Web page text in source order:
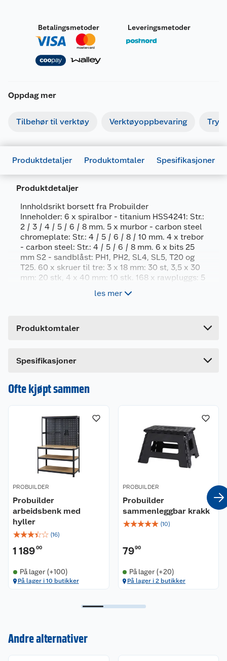
Betalingsmetoder Leveringsmetoder
Oppdag mer
Tilbehør til verktøy Verktøyoppbevaring
Produktdetaljer Produktomtaler Spesifikasjoner
Produktdetaljer
Innholdsrikt borsett fra Probuilder
Inneholder: 6 x spiralbor - titanium HSS4241: Str.:
2 / 3 / 4 / 5 / 6 / 8 mm. 5 x murbor - carbon steel
chromeplate: Str.: 4 / 5 / 6 / 8 / 10 mm. 4 x trebor
- carbon steel: Str.: 4 / 5 / 6 / 8 mm. 6 x bits 25
mm S2 - sandblåst: PH1, PH2, SL4, SL5, T20 og
T25. 60 x skruer til tre: 3 x 18 mm: 30 st, 3,5 x 30
mm: 20 stk, 4 x 40 mm: 10 stk. 168 x rawpluggs: 5
les mer
Produktomtaler
Spesifikasjoner
Generelt
Artikkelnummer
5709386528232
Leverandørens artikkelnummer
52823
Ofte kjøpt sammen
PROBUILDER
Probuilder
arbeidsbenk med
hyller
☆☆☆☆☆ (16)
1 18900
På lager (+100)
På lager i 10 butikker
PROBUILDER
Probuilder
sammenleggbar krakk
☆☆☆☆☆ (10)
7990
På lager (+20)
På lager i 2 butikker
Andre alternativer
Nyheter
Angre- og returrett